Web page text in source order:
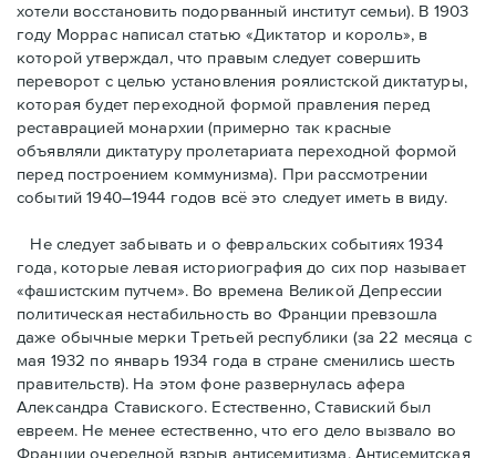
хотели восстановить подорванный институт семьи). В 1903
году Моррас написал статью «Диктатор и король», в
которой утверждал, что правым следует совершить
переворот с целью установления роялистской диктатуры,
которая будет переходной формой правления перед
реставрацией монархии (примерно так красные
объявляли диктатуру пролетариата переходной формой
перед построением коммунизма). При рассмотрении
событий 1940–1944 годов всё это следует иметь в виду.
Не следует забывать и о февральских событиях 1934
года, которые левая историография до сих пор называет
«фашистским путчем». Во времена Великой Депрессии
политическая нестабильность во Франции превзошла
даже обычные мерки Третьей республики (за 22 месяца с
мая 1932 по январь 1934 года в стране сменились шесть
правительств). На этом фоне развернулась афера
Александра Ставиского. Естественно, Ставиский был
евреем. Не менее естественно, что его дело вызвало во
Франции очередной взрыв антисемитизма. Антисемитская